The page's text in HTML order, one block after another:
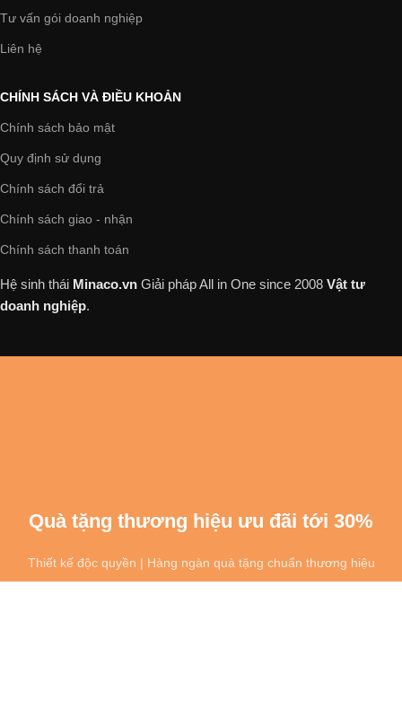
Tư vấn gói doanh nghiệp
Liên hệ
CHÍNH SÁCH VÀ ĐIỀU KHOẢN
Chính sách bảo mật
Quy định sử dụng
Chính sách đổi trả
Chính sách giao - nhận
Chính sách thanh toán
Hệ sinh thái Minaco.vn Giải pháp All in One since 2008 Vật tư
doanh nghiệp.
Quà tặng thương hiệu ưu đãi tới 30%
Thiết kế độc quyền | Hàng ngàn quà tặng chuẩn thương hiệu